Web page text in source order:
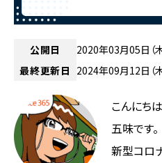
公開日
2020年03月05日（木
最終更新日 2024年09月12日（木
こんにち
五味です。
新型コロ